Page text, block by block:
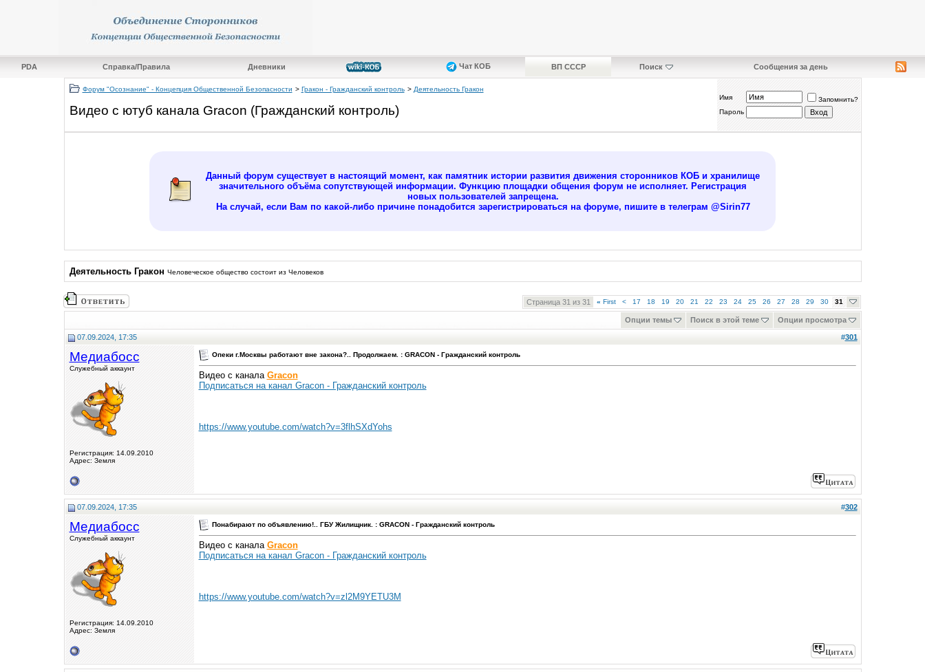
PDA Справка/Правила Дневники Чат КОБ ВП СССР Поиск Сообщения за день
Форум "Осознание" - Концепция Общественной Безопасности > Гракон - Гражданский контроль > Деятельность Гракон
Видео с ютуб канала Gracon (Гражданский контроль)
Имя
Запомнить?
Пароль
Данный форум существует в настоящий момент, как памятник истории развития движения сторонников КОБ и хранилище
значительного объёма сопутствующей информации. Функцию площадки общения форум не исполняет. Регистрация
новых пользователей запрещена.
На случай, если Вам по какой-либо причине понадобится зарегистрироваться на форуме, пишите в телеграм @Sirin77
Деятельность Гракон Человеческое общество состоит из Человеков
Страница 31 из 31 « First < 17 18 19 20 21 22 23 24 25 26 27 28 29 30 31
Опции темы Поиск в этой теме Опции просмотра
07.09.2024, 17:35 #301
Медиабосс
Служебный аккаунт
Регистрация: 14.09.2010
Адрес: Земля
Опеки г.Москвы работают вне закона?.. Продолжаем. : GRACON - Гражданский контроль
Видео с канала Gracon
Подписаться на канал Gracon - Гражданский контроль
https://www.youtube.com/watch?v=3flhSXdYohs
07.09.2024, 17:35 #302
Медиабосс
Служебный аккаунт
Регистрация: 14.09.2010
Адрес: Земля
Понабирают по объявлению!.. ГБУ Жилищник. : GRACON - Гражданский контроль
Видео с канала Gracon
Подписаться на канал Gracon - Гражданский контроль
https://www.youtube.com/watch?v=zl2M9YETU3M